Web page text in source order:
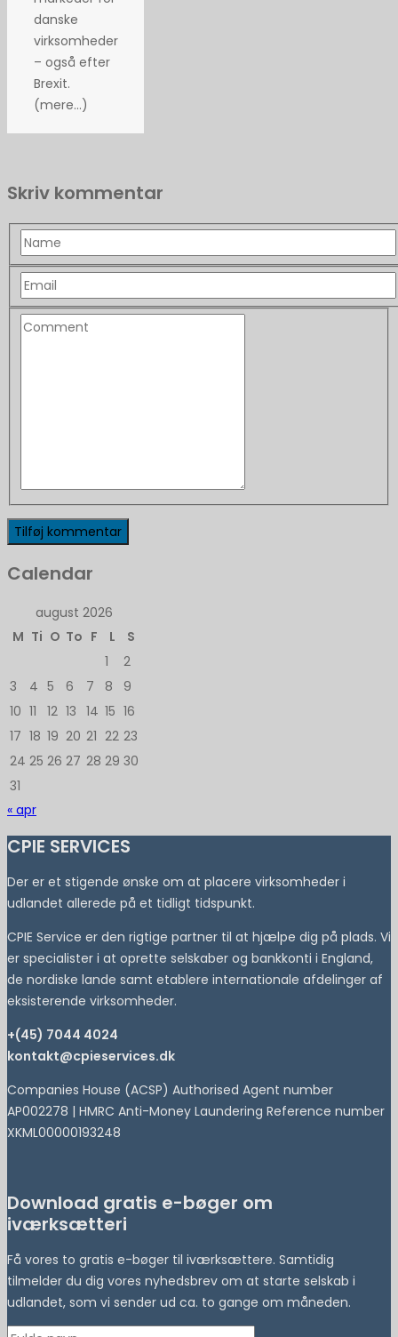
danske
virksomheder
– også efter
Brexit.
(mere…)
Skriv kommentar
Calendar
august 2026
M Ti O To F L
S
1
2
3
4 5 6 7 8
9
10 11 12 13 14 15 16
17 18 19 20 21 22 23
24 25 26 27 28 29 30
31
« apr
CPIE SERVICES
Der er et stigende ønske om at placere virksomheder i
udlandet allerede på et tidligt tidspunkt.
CPIE Service er den rigtige partner til at hjælpe dig på plads. Vi
er specialister i at oprette selskaber og bankkonti i England,
de nordiske lande samt etablere internationale afdelinger af
eksisterende virksomheder.
+(45) 7044 4024
kontakt@cpieservices.dk
Companies House (ACSP) Authorised Agent number
AP002278 | HMRC Anti-Money Laundering Reference number
XKML00000193248
Download gratis e-bøger om
iværksætteri
Få vores to gratis e-bøger til iværksættere. Samtidig
tilmelder du dig vores nyhedsbrev om at starte selskab i
udlandet, som vi sender ud ca. to gange om måneden.